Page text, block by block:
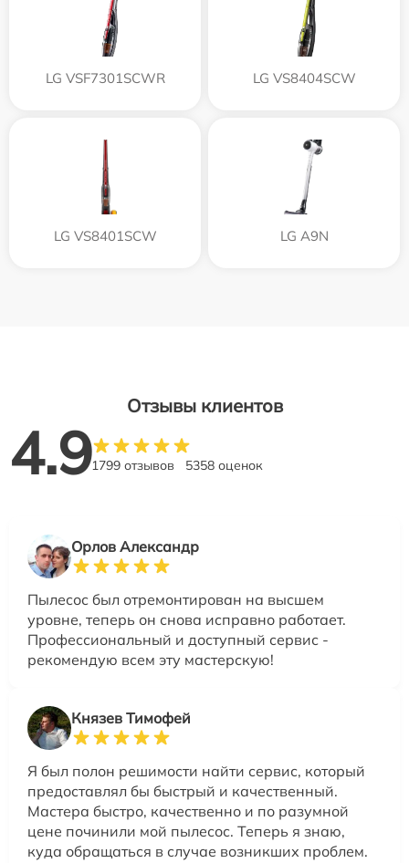
LG VSF7301SCWR LG VS8404SCW
LG VS8401SCW LG A9N
Отзывы клиентов
4.91799 отзывов 5358 оценок
Орлов Александр
Пылесос был отремонтирован на высшем
уровне, теперь он снова исправно работает.
Профессиональный и доступный сервис -
рекомендую всем эту мастерскую!
Князев Тимофей
Я был полон решимости найти сервис, который
предоставлял бы быстрый и качественный.
Мастера быстро, качественно и по разумной
цене починили мой пылесос. Теперь я знаю,
куда обращаться в случае возникших проблем.